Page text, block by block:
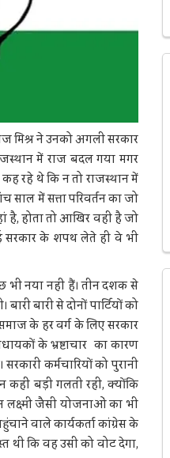
मिश्र ने उनको अगली सरकार
में राज बदल गया मगर
रहे थे कि न तो राजस्थान में
में सत्ता परिवर्तन का जो
है, होता तो आखिर वही है जो
सरकार के शपथ लेते ही वे भी
भी नया नहीं हैं। तीन दशक से
बारी से दोनों पार्टियों को
के हर वर्ग के लिए सरकार
के भ्रष्टाचार का कारण
कर्मचारियों को पुरानी
बड़ी गलती रही, क्योंकि
लक्ष्मी जैसी योजनाओं का भी
वाले कार्यकर्ता कांग्रेस के
थी कि वह उसी को वोट देगा,